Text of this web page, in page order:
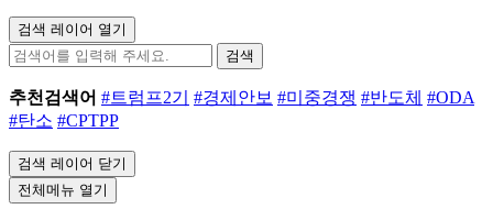
검색 레이어 열기
검색
추천검색어 #트럼프2기 #경제안보 #미중경쟁 #반도체 #ODA
#탄소 #CPTPP
검색 레이어 닫기
전체메뉴 열기